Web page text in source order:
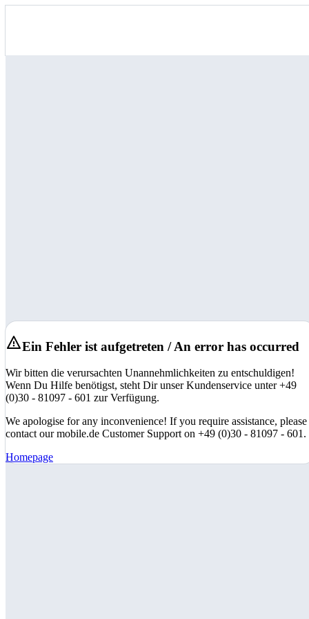
Ein Fehler ist aufgetreten / An error has occurred
Wir bitten die verursachten Unannehmlichkeiten zu entschuldigen!
Wenn Du Hilfe benötigst, steht Dir unser Kundenservice unter +49
(0)30 - 81097 - 601 zur Verfügung.
We apologise for any inconvenience! If you require assistance, please
contact our mobile.de Customer Support on +49 (0)30 - 81097 - 601.
Homepage